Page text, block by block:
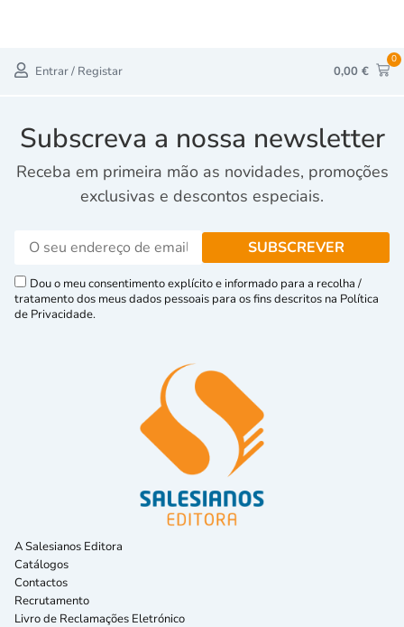
Entrar / Registar 0,00 €
0
Subscreva a nossa newsletter
Receba em primeira mão as novidades, promoções
exclusivas e descontos especiais.
Dou o meu consentimento explícito e informado para a recolha /
tratamento dos meus dados pessoais para os fins descritos na Política
de Privacidade.
A Salesianos Editora
Catálogos
Contactos
Recrutamento
Livro de Reclamações Eletrónico